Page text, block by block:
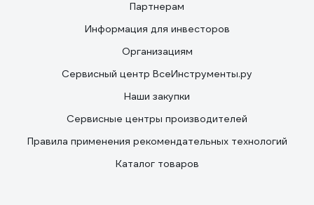
Партнерам
Информация для инвесторов
Организациям
Сервисный центр ВсеИнструменты.ру
Наши закупки
Сервисные центры производителей
Правила применения рекомендательных технологий
Каталог товаров